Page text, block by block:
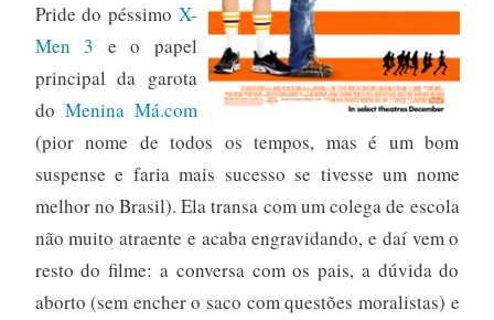
Pride do péssimo X-
Men 3 e o papel
principal da garota
do Menina Má.com
(pior nome de todos os tempos, mas é um bom
suspense e faria mais sucesso se tivesse um nome
melhor no Brasil). Ela transa com um colega de escola
não muito atraente e acaba engravidando, e daí vem o
resto do filme: a conversa com os pais, a dúvida do
aborto (sem encher o saco com questões moralistas) e